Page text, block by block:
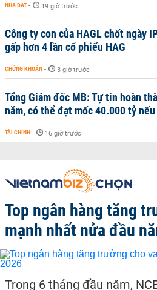
NHÀ ĐẤT - 19 giờ trước
Công ty con của HAGL chốt ngày
gấp hơn 4 lần cổ phiếu HAG
CHỨNG KHOÁN - 3 giờ trước
Tổng Giám đốc MB: Tự tin hoàn
năm, có thể đạt mốc 40.000 tỷ
TÀI CHÍNH - 16 giờ trước
Top ngân hàng tăng
mạnh nhất nửa đầu
Trong 6 tháng đầu năm,